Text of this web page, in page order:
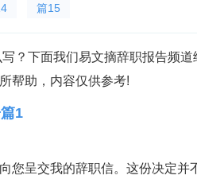
篇15
？下面我们易文摘辞职报告频
帮助，内容仅供参考!
1
您呈交我的辞职信。这份决定并